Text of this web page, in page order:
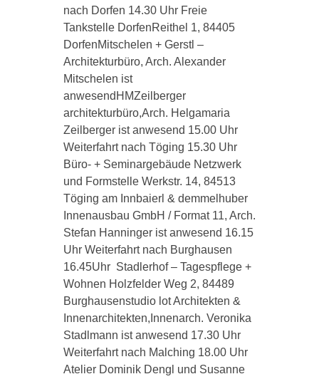
nach Dorfen 14.30 Uhr Freie
Tankstelle DorfenReithel 1, 84405
DorfenMitschelen + Gerstl –
Architekturbüro, Arch. Alexander
Mitschelen ist
anwesendHMZeilberger
architekturbüro,Arch. Helgamaria
Zeilberger ist anwesend 15.00 Uhr
Weiterfahrt nach Töging 15.30 Uhr
Büro- + Seminargebäude Netzwerk
und Formstelle Werkstr. 14, 84513
Töging am Innbaierl & demmelhuber
Innenausbau GmbH / Format 11, Arch.
Stefan Hanninger ist anwesend 16.15
Uhr Weiterfahrt nach Burghausen
16.45Uhr Stadlerhof – Tagespflege +
Wohnen Holzfelder Weg 2, 84489
Burghausenstudio lot Architekten &
Innenarchitekten,Innenarch. Veronika
Stadlmann ist anwesend 17.30 Uhr
Weiterfahrt nach Malching 18.00 Uhr
Atelier Dominik Dengl und Susanne